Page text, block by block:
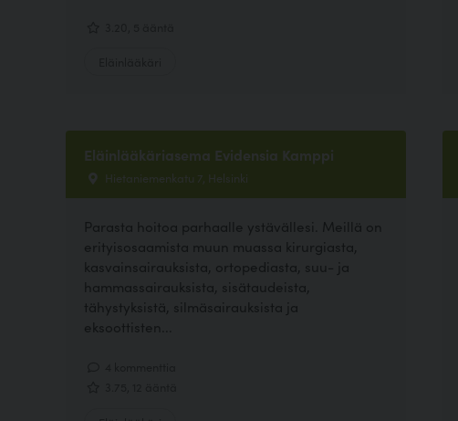
Eläinlääkäriasema Evidensia Kamppi
Hietaniemenkatu 7, Helsinki
Parasta hoitoa parhaalle ystävällesi. Meillä on
erityisosaamista muun muassa kirurgiasta,
kasvainsairauksista, ortopediasta, suu- ja
hammassairauksista, sisätaudeista,
tähystyksistä, silmäsairauksista ja
eksoottisten...